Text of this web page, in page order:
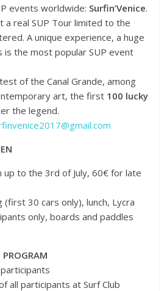
events worldwide: Surfin’Venice.
a real SUP Tour limited to the
A unique experience, a huge
is the most popular SUP event
of the Canal Grande, among
art, the first 100 lucky
the legend.
to the 3rd of July, 60€ for late
(first 30 cars only), lunch, Lycra
only, boards and paddles
PROGRAM
all participants at Surf Club